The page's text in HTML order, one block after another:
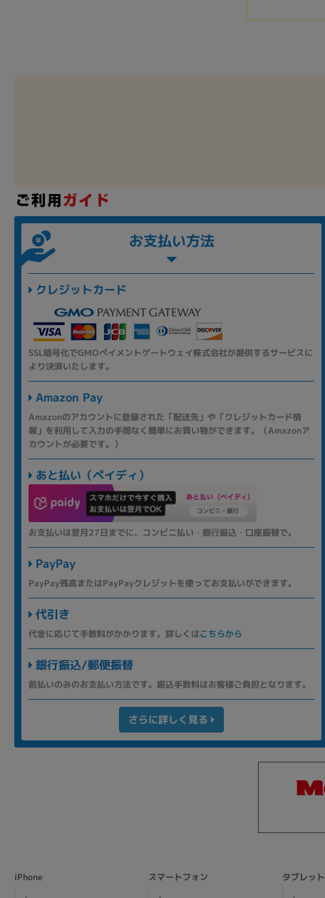
お支払い方法
クレジットカード
SSL暗号化でGMOペイメントゲートウェイ株式会社が提供するサービスに
より決済いたします。
Amazon Pay
Amazonのアカウントに登録された「配送先」や「クレジットカード情
報」を利用して入力の手間なく簡単にお買い物ができます。（Amazonア
カウントが必要です。）
あと払い（ペイディ）
お支払いは翌月27日までに、コンビニ払い・銀行振込・口座振替で。
PayPay
PayPay残高またはPayPayクレジットを使ってお支払いができます。
代引き
代金に応じて手数料がかかります。詳しくはこちらから
銀行振込/郵便振替
前払いのみのお支払い方法です。振込手数料はお客様ご負担となります。
さらに詳しく見る
iPhone スマートフォン
タブレット